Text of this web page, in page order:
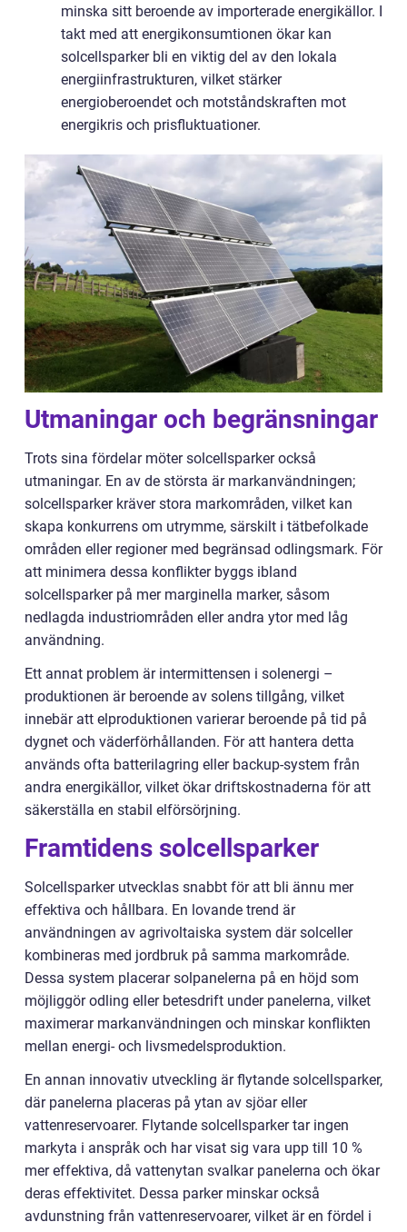
minska sitt beroende av importerade energikällor. I
takt med att energikonsumtionen ökar kan
solcellsparker bli en viktig del av den lokala
energiinfrastrukturen, vilket stärker
energioberoendet och motståndskraften mot
energikris och prisfluktuationer.
Utmaningar och begränsningar
Trots sina fördelar möter solcellsparker också
utmaningar. En av de största är markanvändningen;
solcellsparker kräver stora markområden, vilket kan
skapa konkurrens om utrymme, särskilt i tätbefolkade
områden eller regioner med begränsad odlingsmark. För
att minimera dessa konflikter byggs ibland
solcellsparker på mer marginella marker, såsom
nedlagda industriområden eller andra ytor med låg
användning.
Ett annat problem är intermittensen i solenergi –
produktionen är beroende av solens tillgång, vilket
innebär att elproduktionen varierar beroende på tid på
dygnet och väderförhållanden. För att hantera detta
används ofta batterilagring eller backup-system från
andra energikällor, vilket ökar driftskostnaderna för att
säkerställa en stabil elförsörjning.
Framtidens solcellsparker
Solcellsparker utvecklas snabbt för att bli ännu mer
effektiva och hållbara. En lovande trend är
användningen av agrivoltaiska system där solceller
kombineras med jordbruk på samma markområde.
Dessa system placerar solpanelerna på en höjd som
möjliggör odling eller betesdrift under panelerna, vilket
maximerar markanvändningen och minskar konflikten
mellan energi- och livsmedelsproduktion.
En annan innovativ utveckling är flytande solcellsparker,
där panelerna placeras på ytan av sjöar eller
vattenreservoarer. Flytande solcellsparker tar ingen
markyta i anspråk och har visat sig vara upp till 10 %
mer effektiva, då vattenytan svalkar panelerna och ökar
deras effektivitet. Dessa parker minskar också
avdunstning från vattenreservoarer, vilket är en fördel i